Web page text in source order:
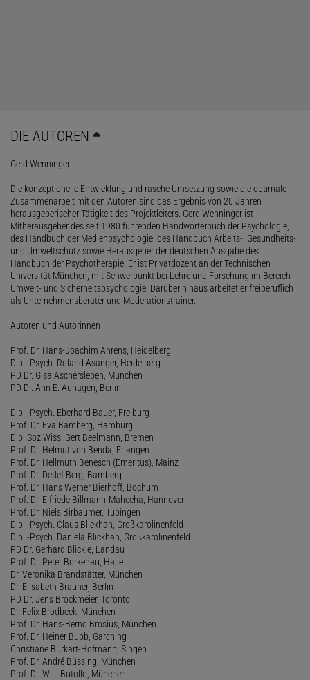
DIE AUTOREN
Gerd Wenninger
Die konzeptionelle Entwicklung und rasche Umsetzung sowie die optimale
Zusammenarbeit mit den Autoren sind das Ergebnis von 20 Jahren
herausgeberischer Tätigkeit des Projektleiters. Gerd Wenninger ist
Mitherausgeber des seit 1980 führenden Handwörterbuch der Psychologie,
des Handbuch der Medienpsychologie, des Handbuch Arbeits-, Gesundheits-
und Umweltschutz sowie Herausgeber der deutschen Ausgabe des
Handbuch der Psychotherapie. Er ist Privatdozent an der Technischen
Universität München, mit Schwerpunkt bei Lehre und Forschung im Bereich
Umwelt- und Sicherheitspsychologie. Darüber hinaus arbeitet er freiberuflich
als Unternehmensberater und Moderationstrainer.
Autoren und Autorinnen
Prof. Dr. Hans-Joachim Ahrens, Heidelberg
Dipl.-Psych. Roland Asanger, Heidelberg
PD Dr. Gisa Aschersleben, München
PD Dr. Ann E. Auhagen, Berlin
Dipl.-Psych. Eberhard Bauer, Freiburg
Prof. Dr. Eva Bamberg, Hamburg
Dipl.Soz.Wiss. Gert Beelmann, Bremen
Prof. Dr. Helmut von Benda, Erlangen
Prof. Dr. Hellmuth Benesch (Emeritus), Mainz
Prof. Dr. Detlef Berg, Bamberg
Prof. Dr. Hans Werner Bierhoff, Bochum
Prof. Dr. Elfriede Billmann-Mahecha, Hannover
Prof. Dr. Niels Birbaumer, Tübingen
Dipl.-Psych. Claus Blickhan, Großkarolinenfeld
Dipl.-Psych. Daniela Blickhan, Großkarolinenfeld
PD Dr. Gerhard Blickle, Landau
Prof. Dr. Peter Borkenau, Halle
Dr. Veronika Brandstätter, München
Dr. Elisabeth Brauner, Berlin
PD Dr. Jens Brockmeier, Toronto
Dr. Felix Brodbeck, München
Prof. Dr. Hans-Bernd Brosius, München
Prof. Dr. Heiner Bubb, Garching
Christiane Burkart-Hofmann, Singen
Prof. Dr. André Büssing, München
Prof. Dr. Willi Butollo, München